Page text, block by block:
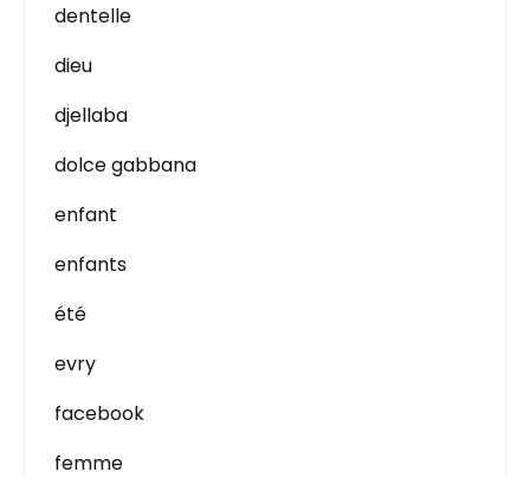
dentelle
dieu
djellaba
dolce gabbana
enfant
enfants
été
evry
facebook
femme